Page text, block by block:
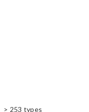
> 253 types